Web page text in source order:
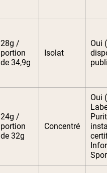
28g /
portion
de 34,9g
Isolat
Oui
24g /
portion
de 32g
Concentré
Oui